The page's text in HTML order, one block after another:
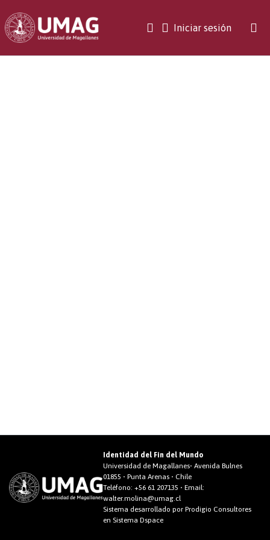
Iniciar sesión(current)
Identidad del Fin del Mundo
Universidad de Magallanes• Avenida Bulnes
01855 • Punta Arenas • Chile
Teléfono:+56 61 207135 • Email:
walter.molina@umag.cl
Sistema desarrollado por Prodigio Consultores
en Sistema Dspace